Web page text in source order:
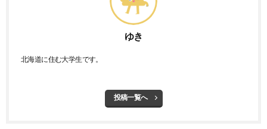
ゆき
北海道に住む大学生です。
投稿一覧へ